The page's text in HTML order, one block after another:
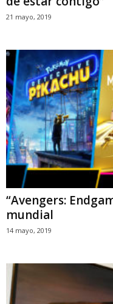
21 mayo, 2019
“Avengers:
mundial
14 mayo, 2019